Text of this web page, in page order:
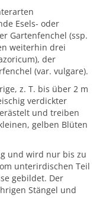
Esels- oder
Gartenfenchel (ssp.
weiterhin drei
der
(var. vulgare).
z. T. bis über 2 m
verdickter
und treiben
gelben Blüten
und wird nur bis zu
unterirdischen Teil
gebildet. Der
Stängel und